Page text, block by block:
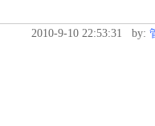
2010-9-10 22:53:31 by: